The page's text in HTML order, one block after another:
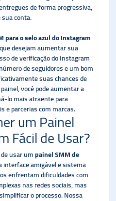
de forma progressiva,
conta.
para o selo azul do Instagram
desejam aumentar sua
de verificação do Instagram
de seguidores e um bom
suas chances de
você pode aumentar a
lo mais atraente para
e parcerias com marcas.
um Painel
Fácil de Usar?
usar umpainel SMM de
interface amigável e sistema
enfrentam dificuldades com
nas redes sociais, mas
o processo. Nossa